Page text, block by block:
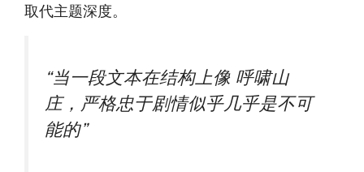
取代主题深度。
“当一段文本在结构上像 呼啸山
庄，严格忠于剧情似乎几乎是不可
能的”